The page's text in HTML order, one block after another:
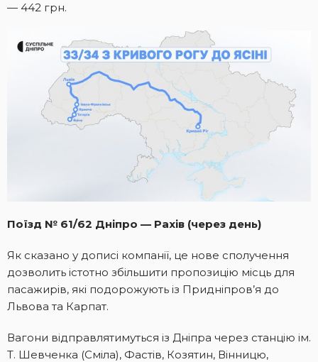
— 442 грн.
Поїзд № 61/62 Дніпро — Рахів (через день)
Як сказано у дописі компанії, це нове сполучення
дозволить істотно збільшити пропозицію місць для
пасажирів, які подорожують із Придніпров’я до
Львова та Карпат.
Вагони відправлятимуться із Дніпра через станцію ім.
Т. Шевченка (Сміла), Фастів, Козятин, Вінницю,